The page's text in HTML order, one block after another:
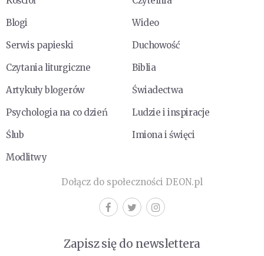
Blogi
Wideo
Serwis papieski
Duchowość
Czytania liturgiczne
Biblia
Artykuły blogerów
Świadectwa
Psychologia na co dzień
Ludzie i inspiracje
Ślub
Imiona i święci
Modlitwy
Dołącz do społeczności DEON.pl
Zapisz się do newslettera